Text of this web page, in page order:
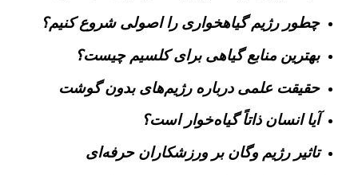
چطور رژیم گیاهخواری را اصولی شروع کنیم؟
بهترین منابع گیاهی برای کلسیم چیست؟
حقیقت علمی درباره رژیم‌های بدون گوشت
آیا انسان ذاتاً گیاه‌خوار است؟
تاثیر رژیم وگان بر ورزشکاران حرفه‌ای